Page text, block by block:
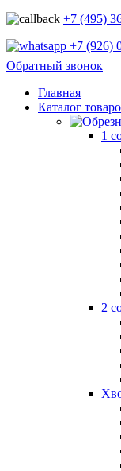
+7 (495)
+7 (926)
Обратный звонок
Главная
Каталог
1
2